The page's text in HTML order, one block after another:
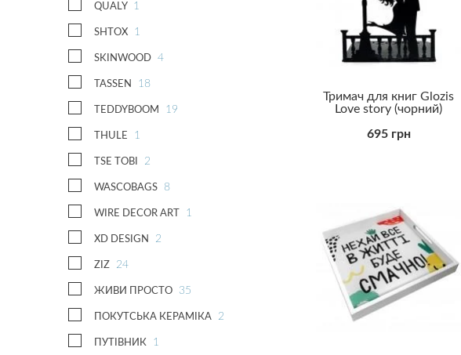
QUALY 1
SHTOX 1
SKINWOOD 4
TASSEN 18
TEDDYBOOM 19
THULE 1
TSE TOBI 2
WASCOBAGS 8
WIRE DECOR ART 1
XD DESIGN 2
ZIZ 24
ЖИВИ ПРОСТО 35
ПОКУТСЬКА КЕРАМІКА 2
ПУТІВНИК 1
Тримач для книг Glozis
Love story (чорний)
695 грн